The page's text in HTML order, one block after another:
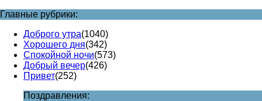
Главные рубрики:
Доброго утра(1040)
Хорошего дня(342)
Спокойной ночи(573)
Добрый вечер(426)
Привет(252)
Поздравления: